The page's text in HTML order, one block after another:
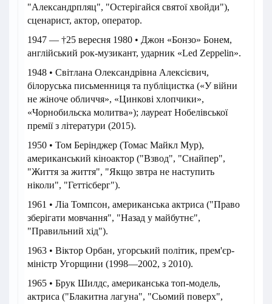
"Александрпляц", "Остерігайся святої хвойди"),
сценарист, актор, оператор.
1947 — †25 вересня 1980 • Джон «Бонзо» Бонем,
англійський рок-музикант, ударник «Led Zeppelin».
1948 • Світлана Олександрівна Алексієвич,
білоруська письменниця та публіцистка («У війни
не жіноче обличчя», «Цинкові хлопчики»,
«Чорнобильска молитва»); лауреат Нобелівської
премії з літератури (2015).
1950 • Том Берінджер (Томас Майкл Мур),
американський кіноактор ("Взвод", "Снайпер",
"Життя за життя", "Якщо звтра не наступить
ніколи", "Геттісберг").
1961 • Ліа Томпсон, американська актриса ("Право
зберігати мовчання", "Назад у майбутнє",
"Правильний хід").
1963 • Віктор Орбан, угорський політик, прем'єр-
міністр Угорщини (1998—2002, з 2010).
1965 • Брук Шилдс, американська топ-модель,
актриса ("Блакитна лагуна", "Сьомий поверх",